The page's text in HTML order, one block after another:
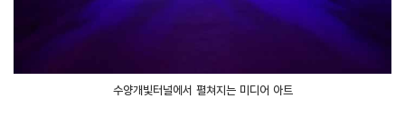
수양개빛터널에서 펼쳐지는 미디어 아트